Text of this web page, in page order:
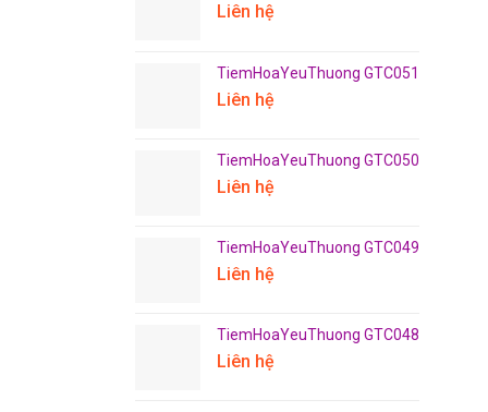
Liên hệ
TiemHoaYeuThuong GTC051
Liên hệ
TiemHoaYeuThuong GTC050
Liên hệ
TiemHoaYeuThuong GTC049
Liên hệ
TiemHoaYeuThuong GTC048
Liên hệ